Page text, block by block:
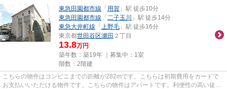
東急田園都市線 「用賀 」駅 徒歩10分
東急田園都市線 「二子玉川
」駅 徒歩14分
東急大井町線 「 上野毛 」駅 徒歩16分
東京都世田谷区瀬田 ２丁目
13.8万円
築年数：築19年 ｜募集中： 1室
階数：2階建
こちらの物件はコンビニまでの距離が282mです。こちらは初期費用をカードで
お支払いいただける物件です。こちらの物件はアパートです。利便性の高い徒歩